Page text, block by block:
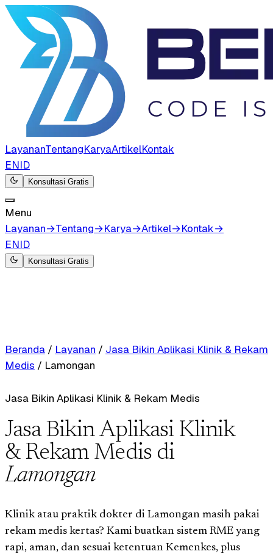
LayananTentangKaryaArtikelKontak
ENID
Konsultasi Gratis
Menu
Layanan→Tentang→Karya→Artikel→Kontak→
ENID
Konsultasi Gratis
Beranda / Layanan / Jasa Bikin Aplikasi Klinik & Rekam
Medis / Lamongan
Jasa Bikin Aplikasi Klinik & Rekam Medis
Jasa Bikin Aplikasi Klinik
& Rekam Medis di
Lamongan
Klinik atau praktik dokter di Lamongan masih pakai
rekam medis kertas? Kami buatkan sistem RME yang
rapi, aman, dan sesuai ketentuan Kemenkes, plus